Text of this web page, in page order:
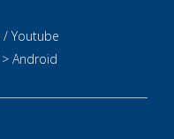
/ Youtube
> Android